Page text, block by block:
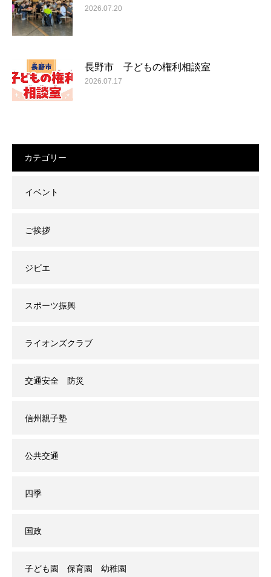
2026.07.20
長野市 子どもの権利相談室
2026.07.17
カテゴリー
イベント
ご挨拶
ジビエ
スポーツ振興
ライオンズクラブ
交通安全 防災
信州親子塾
公共交通
四季
国政
子ども園 保育園 幼稚園